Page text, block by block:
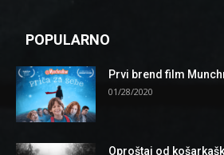
POPULARNO
Prvi brend film
01/28/2020
Oproštaj od